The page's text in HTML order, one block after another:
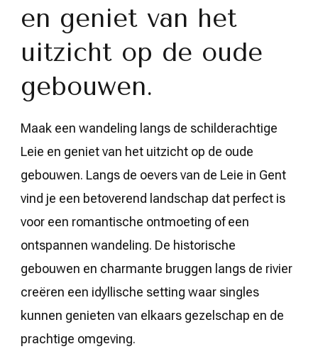
en geniet van het
uitzicht op de oude
gebouwen.
Maak een wandeling langs de schilderachtige
Leie en geniet van het uitzicht op de oude
gebouwen. Langs de oevers van de Leie in Gent
vind je een betoverend landschap dat perfect is
voor een romantische ontmoeting of een
ontspannen wandeling. De historische
gebouwen en charmante bruggen langs de rivier
creëren een idyllische setting waar singles
kunnen genieten van elkaars gezelschap en de
prachtige omgeving.